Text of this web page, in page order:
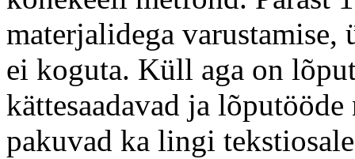
materjalidega varustamise,
ei koguta. Küll aga on
kättesaadavad ja
pakuvad ka lingi